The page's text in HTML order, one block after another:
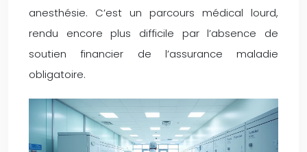
anesthésie. C’est un parcours médical lourd,
rendu encore plus difficile par l’absence de
soutien financier de l’assurance maladie
obligatoire.